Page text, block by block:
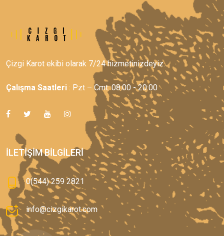
Çizgi Karot ekibi olarak 7/24 hizmetinizdeyiz.
Çalışma Saatleri : Pzt – Cmt: 08:00 - 20:00
İLETIŞIM BILGILERI
0(544) 259 2821
info@cizgikarot.com